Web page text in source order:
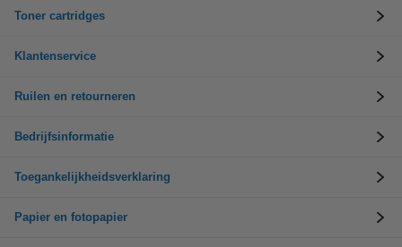
Toner cartridges
Klantenservice
Ruilen en retourneren
Bedrijfsinformatie
Toegankelijkheidsverklaring
Papier en fotopapier